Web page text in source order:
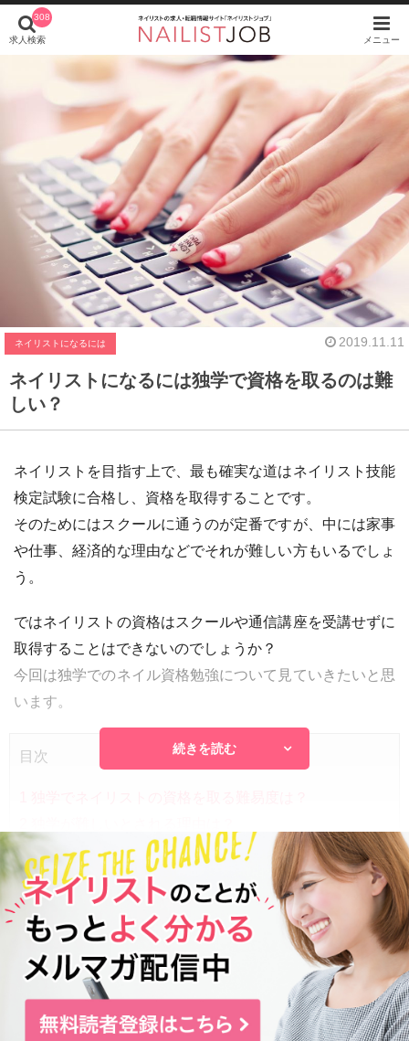
308
求人検索 メニュー
ネイリストになるには 2019.11.11
ネイリストになるには独学で資格を取るのは難
しい？
ネイリストを目指す上で、最も確実な道はネイリスト技能
検定試験に合格し、資格を取得することです。
そのためにはスクールに通うのが定番ですが、中には家事
や仕事、経済的な理由などでそれが難しい方もいるでしょ
う。
ではネイリストの資格はスクールや通信講座を受講せずに
取得することはできないのでしょうか？
今回は独学でのネイル資格勉強について見ていきたいと思
います。
目次
独学で勉強する方法
4就職活動やサロンワークへの影響は？
5 通信講座なら自分のペースで学べる
6やはり独学では厳しい、という方は通学を
最後に
続きを読む